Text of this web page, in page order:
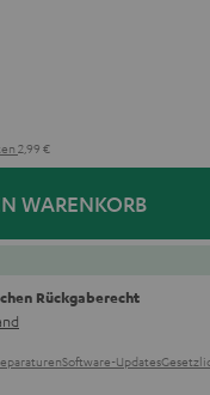
2,99 €
WARENKORB
Rückgaberecht
Software-Updates